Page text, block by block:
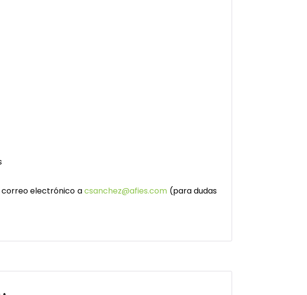
electrónico acsanchez@afies.com (para dudas